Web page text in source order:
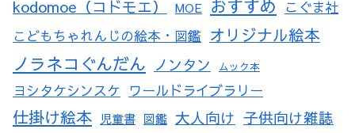
kodomoe（コドモエ） MOE おすすめ こぐま社
こどもちゃれんじの絵本・図鑑 オリジナル絵本
ノラネコぐんだん ノンタン ムック本
ヨシタケシンスケ ワールドライブラリー
仕掛け絵本 児童書 図鑑 大人向け 子供向け雑誌